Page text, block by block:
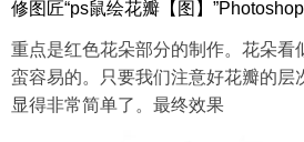
修图匠“ps鼠绘花瓣【图】
重点是红色花朵部分的制作。花朵看
蛮容易的。只要我们注意好花瓣的层
显得非常简单了。最终效果